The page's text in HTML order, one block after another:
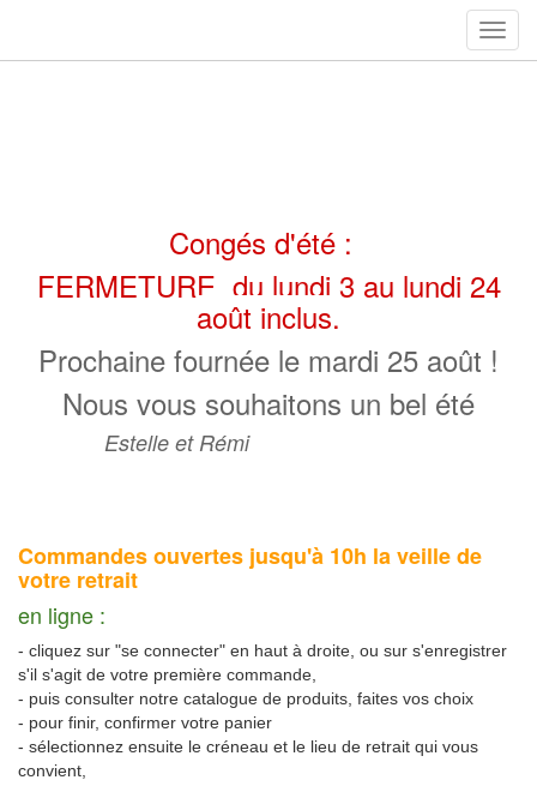
de
Congés d'été :
FERMETURE du lundi 3 au lundi 24
août inclus.
Prochaine fournée le mardi 25 août !
Nous vous souhaitons un bel été
Estelle et Rémi
Commandes ouvertes jusqu'à 10h la veille de
votre retrait
en ligne :
- cliquez sur "se connecter" en haut à droite, ou sur s'enregistrer
s'il s'agit de votre première commande,
- puis consulter notre catalogue de produits, faites vos choix
- pour finir, confirmer votre panier
- sélectionnez ensuite le créneau et le lieu de retrait qui vous
convient,